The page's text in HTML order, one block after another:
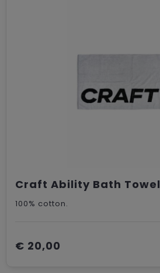
Craft Ability Bath Towel
100% cotton.
€ 20,00